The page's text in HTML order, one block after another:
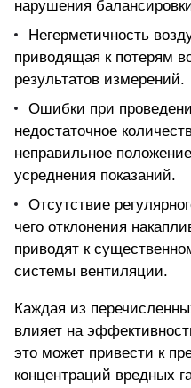
нарушения
Негерметичность
приводящая к потерям
результатов измерений.
Ошибки при
недостаточное
неправильное
усреднения показаний.
Отсутствие
чего отклонения
приводят к
системы вентиляции.
Каждая из
влияет на
это может привести к
концентраций вредных